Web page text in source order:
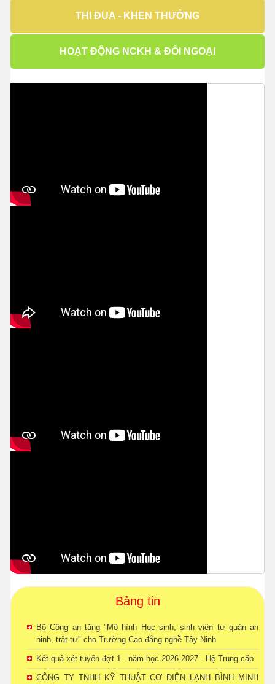
THI ĐUA - KHEN THƯỞNG
HOẠT ĐỘNG NCKH & ĐỐI NGOẠI
Bảng tin
Bộ Công an tặng "Mô hình Học sinh, sinh viên tự quản an
ninh, trật tự" cho Trường Cao đẳng nghề Tây Ninh
Kết quả xét tuyển đợt 1 - năm học 2026-2027 - Hệ Trung cấp
CÔNG TY TNHH KỸ THUẬT CƠ ĐIỆN LẠNH BÌNH MINH